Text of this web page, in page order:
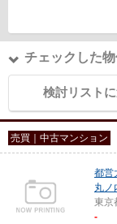
チェックした
検討リスト
売買｜中古マンション
都営
丸ノ
東京
-